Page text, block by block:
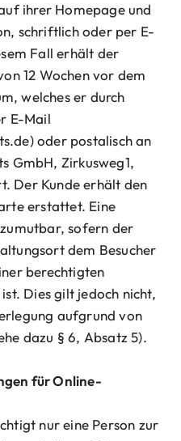
ihrer Homepage und
schriftlich oder per E-
Fall erhält der
12 Wochen vor dem
welches er durch
E-Mail
oder postalisch an
GmbH, Zirkusweg1,
Der Kunde erhält den
erstattet. Eine
sofern der
dem Besucher
berechtigten
Dies gilt jedoch nicht,
aufgrund von
dazu § 6, Absatz 5).
für Online-
nur eine Person zur